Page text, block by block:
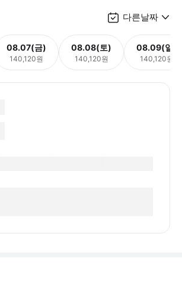
다른날짜
08.07(금)
140,120원
08.08(토)
140,120원
08.09(일)
140,120원